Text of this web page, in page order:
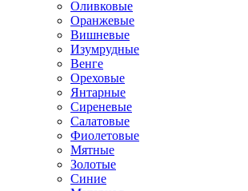
Оливковые
Оранжевые
Вишневые
Изумрудные
Венге
Ореховые
Янтарные
Сиреневые
Салатовые
Фиолетовые
Мятные
Золотые
Синие